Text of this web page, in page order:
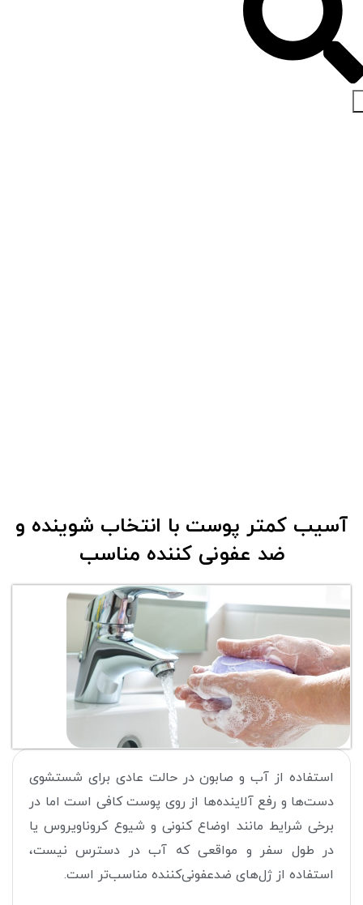
آسیب کمتر پوست با انتخاب شوینده و
ضد عفونی کننده مناسب
استفاده از آب و صابون در حالت عادی برای شستشوی
دست‌ها و رفع آلاینده‌ها از روی پوست کافی است اما در
برخی شرایط مانند اوضاع کنونی و شیوع کروناویروس یا
در طول سفر و مواقعی که آب در دسترس نیست،
استفاده از ژل‌های ضدعفونی‌کننده مناسب‌تر است.